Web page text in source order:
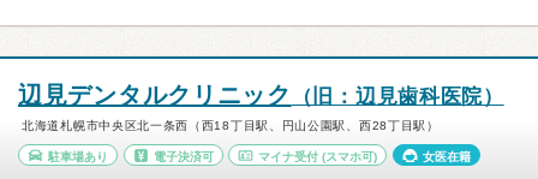
辺見デンタルクリニック （旧：辺見歯科医院）
北海道札幌市中央区北一条西（西18丁目駅、円山公園駅、西28丁目駅）
駐車場あり 電子決済可 マイナ受付 (スマホ可) 女医在籍